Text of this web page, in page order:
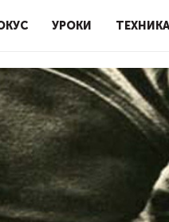
УРОКИ ТЕХНИКА